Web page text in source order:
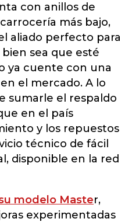
con anillos de
más bajo,
aliado perfecto para
sea que esté
ya cuente con una
el mercado. A lo
sumarle el respaldo
en el país
y los repuestos
técnico de fácil
disponible en la red
modelo Master,
experimentadas